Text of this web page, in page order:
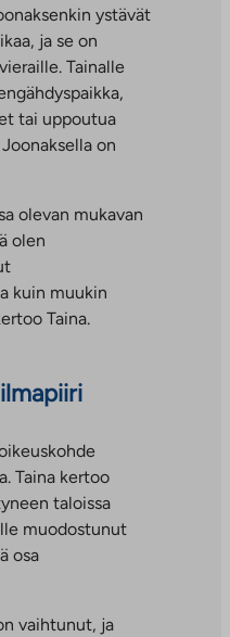
ystävät
ja se on
Tainalle
tai uppoutua
on
olevan mukavan
olen
kuin muukin
Taina.
Taina kertoo
taloissa
muodostunut
osa
vaihtunut, ja